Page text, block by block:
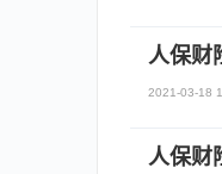
人保财
2021-03-18
人保财